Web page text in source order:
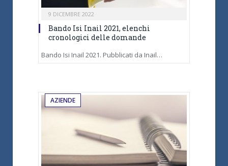
9 DICEMBRE 2022
Bando Isi Inail 2021, elenchi
cronologici delle domande
Bando Isi Inail 2021. Pubblicati da Inail…
AZIENDE